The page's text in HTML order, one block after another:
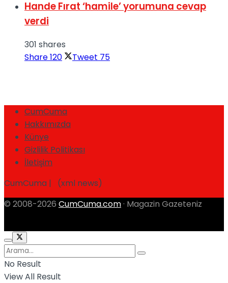
Hande Fırat ‘hamile’ yorumuna cevap
verdi
301 shares
Share120 Tweet 75
CumCuma
Hakkımızda
Künye
Gizlilik Politikası
İletişim
CumCuma | (xml news)
© 2008-2026 CumCuma.com · Magazin Gazeteniz
No Result
View All Result